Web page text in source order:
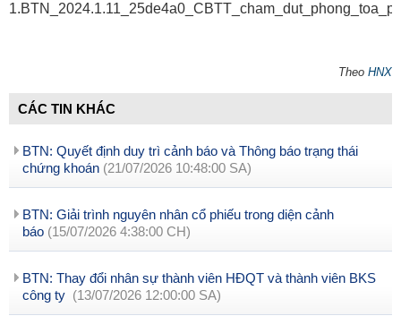
Theo HNX
CÁC TIN KHÁC
BTN: Quyết định duy trì cảnh báo và Thông báo trạng thái
chứng khoán (21/07/2026 10:48:00 SA)
BTN: Giải trình nguyên nhân cổ phiếu trong diện cảnh
báo (15/07/2026 4:38:00 CH)
BTN: Thay đổi nhân sự thành viên HĐQT và thành viên BKS
công ty (13/07/2026 12:00:00 SA)